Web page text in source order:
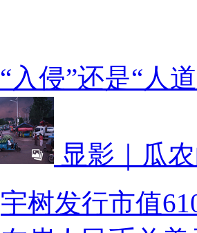
“入侵”还是“人
显影｜瓜
宇树发行市值